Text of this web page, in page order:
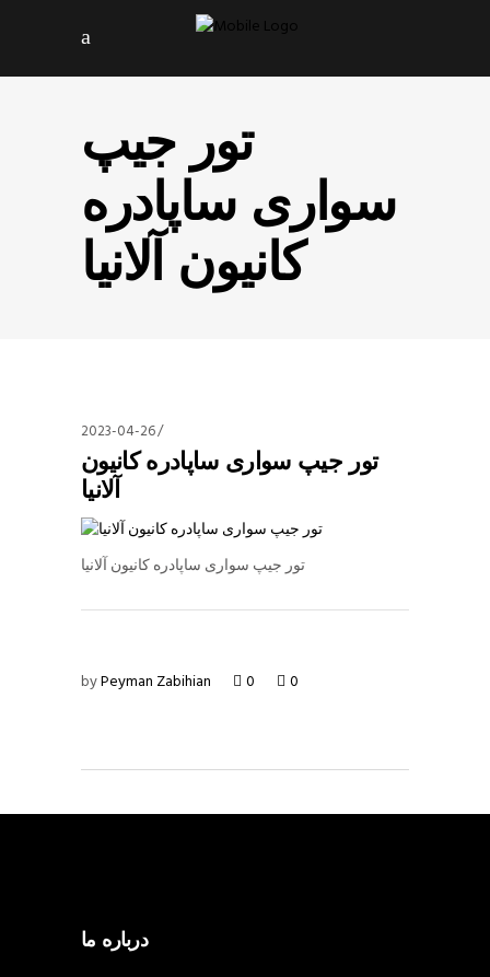
تور جیپ
سواری ساپادره
کانیون آلانیا
2023-04-26
تور جیپ سواری ساپادره کانیون
آلانیا
تور جیپ سواری ساپادره کانیون آلانیا
byPeyman Zabihian 0 0
درباره ما